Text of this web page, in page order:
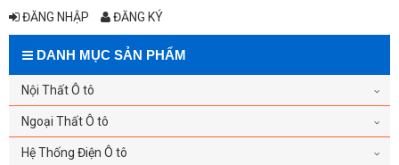
ĐĂNG NHẬP ĐĂNG KÝ
DANH MỤC SẢN PHẨM
Nội Thất Ô tô
Ngoại Thất Ô tô
Hệ Thống Điện Ô tô